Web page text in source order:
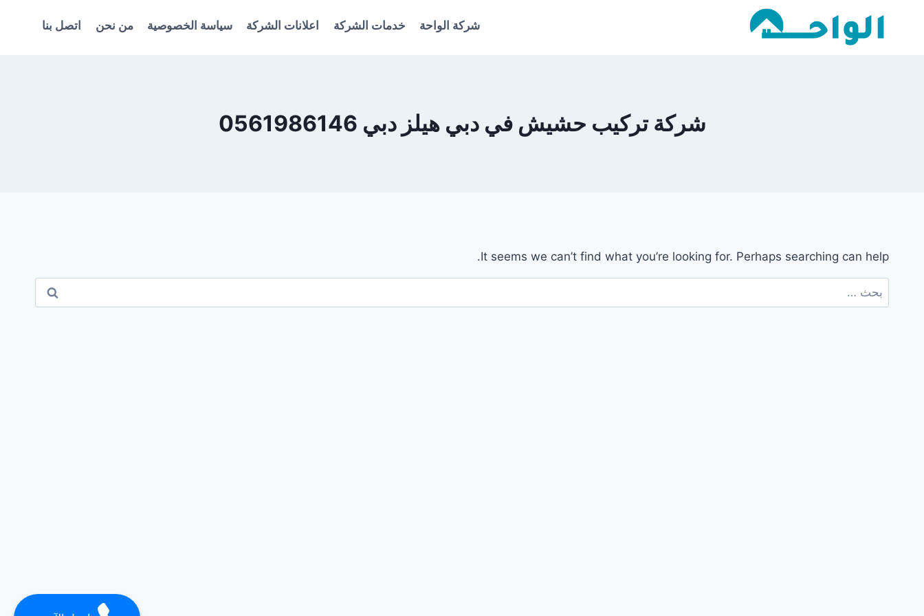
شركة الواحة خدمات الشركة اعلانات الشركة سياسة الخصوصية من نحن اتصل بنا
شركة تركيب حشيش في دبي هيلز دبي 0561986146
It seems we can’t find what you’re looking for. Perhaps searching can help.
عن: